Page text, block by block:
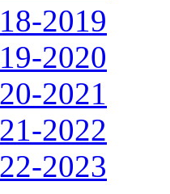
2019
2020
2021
2022
2023